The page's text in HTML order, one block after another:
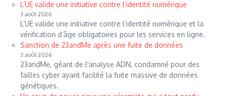
L’UE valide une initiative contre l’identité numérique
3 août 2026
L’UE valide une initiative contre l’identité numérique et la
vérification d’âge obligatoires pour les services en ligne.
Sanction de 23andMe après une fuite de données
3 août 2026
23andMe, géant de l'analyse ADN, condamné pour des
failles cyber ayant facilité la fuite massive de données
génétiques.